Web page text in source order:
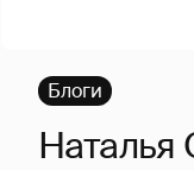
Блоги
Наталья